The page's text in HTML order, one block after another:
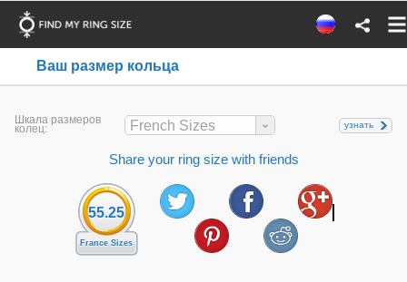
Ваш размер кольца
Шкала размеров
колец: French Sizes узнать
Share your ring size with friends
55.25
France Sizes